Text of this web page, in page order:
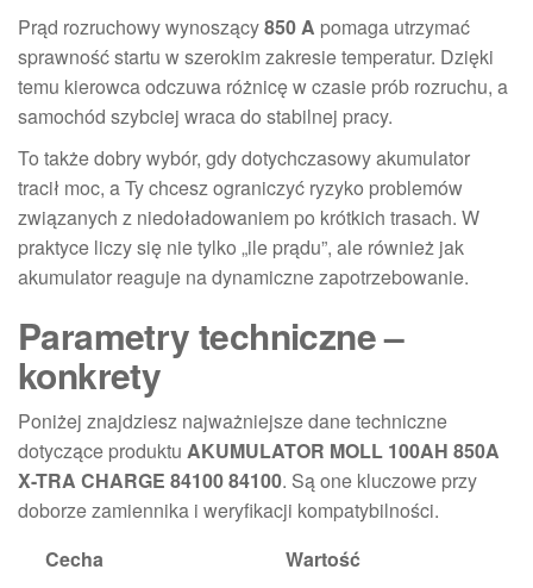
Prąd rozruchowy wynoszący850 A pomaga utrzymać
sprawność startu w szerokim zakresie temperatur. Dzięki
temu kierowca odczuwa różnicę w czasie prób rozruchu, a
samochód szybciej wraca do stabilnej pracy.
To także dobry wybór, gdy dotychczasowy akumulator
tracił moc, a Ty chcesz ograniczyć ryzyko problemów
związanych z niedoładowaniem po krótkich trasach. W
praktyce liczy się nie tylko „ile prądu”, ale również jak
akumulator reaguje na dynamiczne zapotrzebowanie.
Parametry techniczne –
konkrety
Poniżej znajdziesz najważniejsze dane techniczne
dotyczące produktu AKUMULATOR MOLL 100AH 850A
X-TRA CHARGE 84100 84100. Są one kluczowe przy
doborze zamiennika i weryfikacji kompatybilności.
Cecha
Wartość